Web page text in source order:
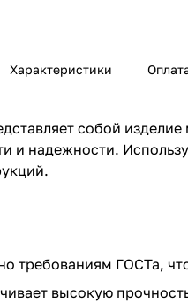
Характеристики
собой
и надежности.
требованиям ГОСТа,
высокую